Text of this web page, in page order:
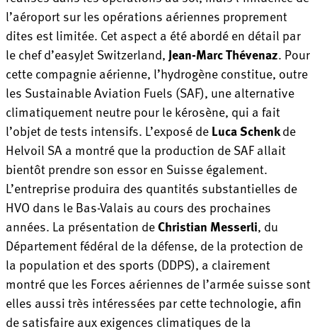
l’aéroport sur les opérations aériennes proprement
dites est limitée. Cet aspect a été abordé en détail par
le chef d’easyJet Switzerland, Jean-Marc Thévenaz. Pour
cette compagnie aérienne, l’hydrogène constitue, outre
les Sustainable Aviation Fuels (SAF), une alternative
climatiquement neutre pour le kérosène, qui a fait
l’objet de tests intensifs. L’exposé deLuca Schenkde
Helvoil SA a montré que la production de SAF allait
bientôt prendre son essor en Suisse également.
L’entreprise produira des quantités substantielles de
HVO dans le Bas-Valais au cours des prochaines
années. La présentation deChristian Messerli, du
Département fédéral de la défense, de la protection de
la population et des sports (DDPS), a clairement
montré que les Forces aériennes de l’armée suisse sont
elles aussi très intéressées par cette technologie, afin
de satisfaire aux exigences climatiques de la